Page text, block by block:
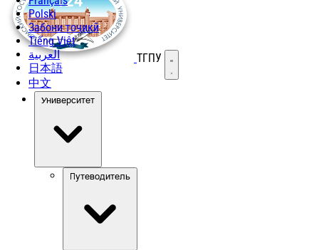
Polski
Забони тоҷикӣ
Tiếng Việt
العربية
日本語
中文
ТГПУ Открыть меню
Университет
Путеводитель